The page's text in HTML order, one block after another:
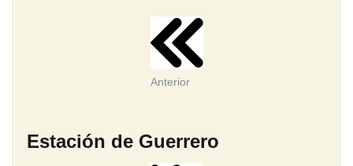
Anterior
Estación de Guerrero